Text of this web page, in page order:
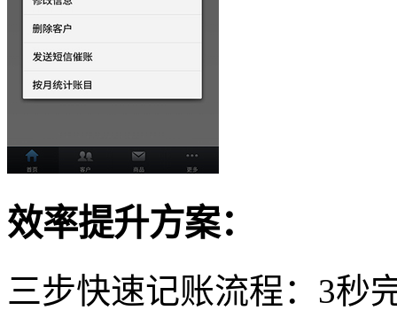
效率提升方案：
三步快速记账流程：3秒